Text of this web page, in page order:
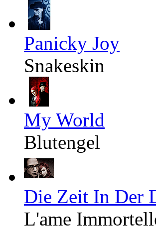
Panicky Joy
Snakeskin
My World
Blutengel
Die Zeit In Der
L'ame